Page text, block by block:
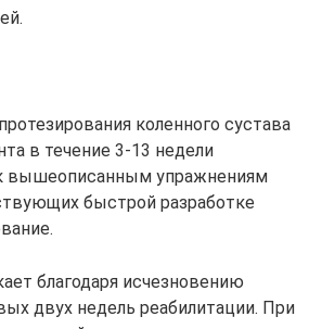
коленного сустава
в течение 3-13 недели
вышеописанным упражнениям
быстрой разработке
благодаря исчезновению
двух недель реабилитации. При